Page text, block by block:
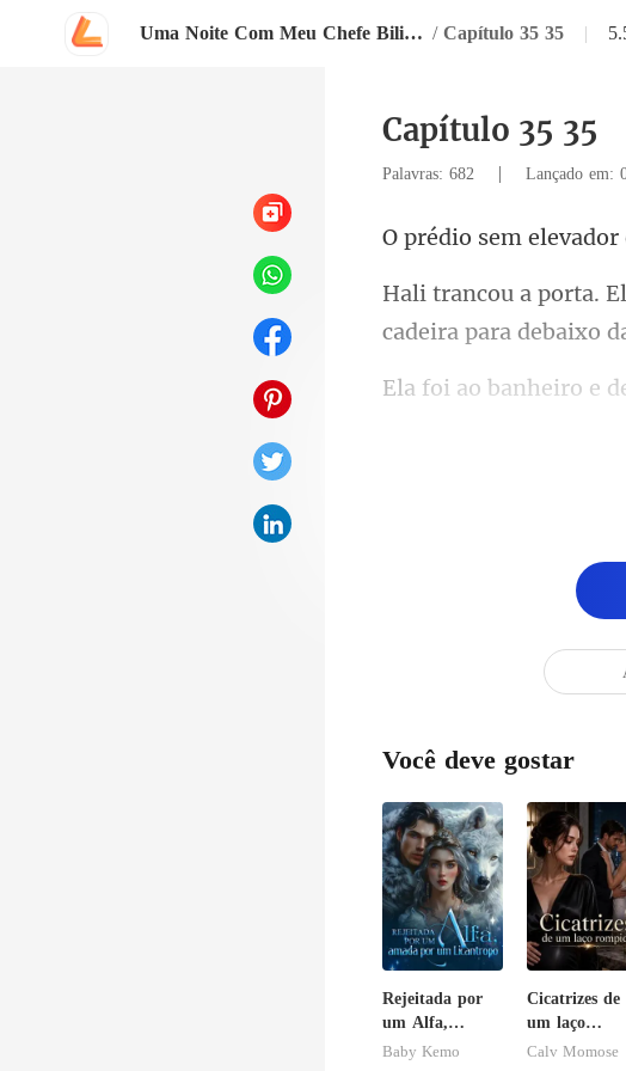
Uma Noite Com Meu Chefe Bilionário / Capítulo 35 35 |
Capítulo 35 35
Palavras: 682 | Lançado em:
dor
Você deve gostar
Rejeitada por
um Alfa,
amada por um
Baby Kemo
Cicatrizes de
um laço
rompido
Calv Momose